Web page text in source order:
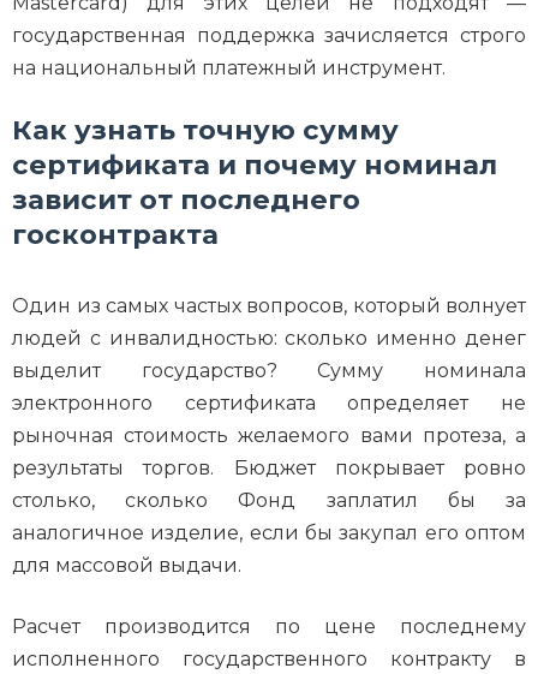
государственная поддержка зачисляется строго
на национальный платежный инструмент.
Как узнать точную сумму
сертификата и почему номинал
зависит от последнего
госконтракта
Один из самых частых вопросов, который волнует
людей с инвалидностью: сколько именно денег
выделит государство? Сумму номинала
электронного сертификата определяет не
рыночная стоимость желаемого вами протеза, а
результаты торгов. Бюджет покрывает ровно
столько, сколько Фонд заплатил бы за
аналогичное изделие, если бы закупал его оптом
для массовой выдачи.
Расчет производится по цене последнему
исполненного государственного контракту в